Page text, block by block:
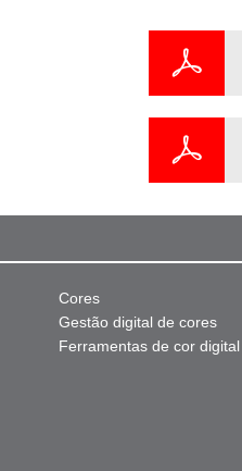
Cores
Gestão digital de cores
Ferramentas de cor digital